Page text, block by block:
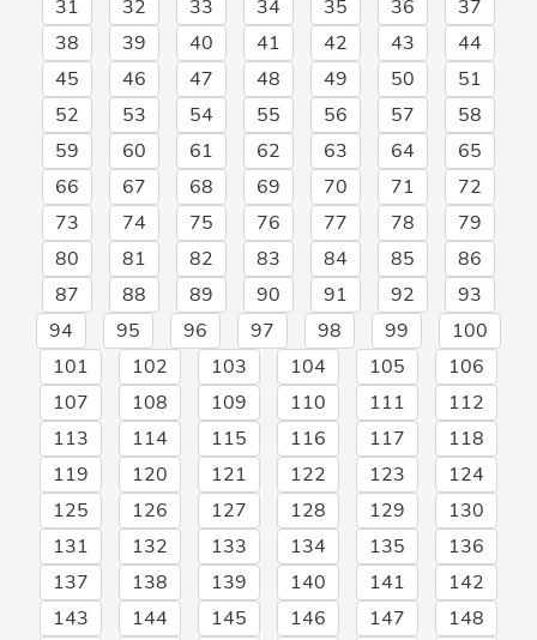
31
32 33 34 35 36
37
38
39 40 41 42 43
44
45
46 47 48 49 50
51
52
53 54 55 56 57
58
59
60 61 62 63 64
65
66
67 68 69 70 71
72
73
74 75 76 77 78
79
80
81 82 83 84 85
86
87
88 89 90 91 92
93
94
95 96 97 98 99
100
101
102 103 104 105
106
107
108 109 110 111
112
113
114 115 116 117
118
119
120 121 122 123
124
125
126 127 128 129
130
131
132 133 134 135
136
137
138 139 140 141
142
143
144 145 146 147
148